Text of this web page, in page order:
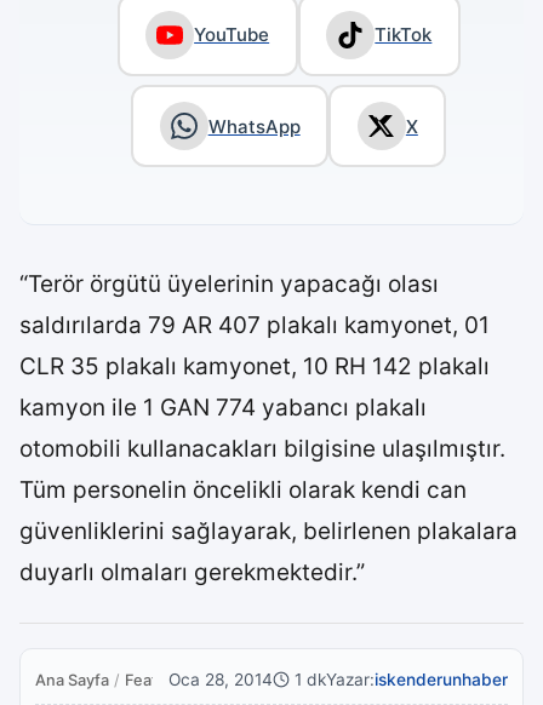
YouTube TikTok
WhatsApp X
“Terör örgütü üyelerinin yapacağı olası
saldırılarda 79 AR 407 plakalı kamyonet, 01
CLR 35 plakalı kamyonet, 10 RH 142 plakalı
kamyon ile 1 GAN 774 yabancı plakalı
otomobili kullanacakları bilgisine ulaşılmıştır.
Tüm personelin öncelikli olarak kendi can
güvenliklerini sağlayarak, belirlenen plakalara
duyarlı olmaları gerekmektedir.”
Ana Sayfa / FeaturedOca 28, 2014 1 dkYazar:iskenderunhaber